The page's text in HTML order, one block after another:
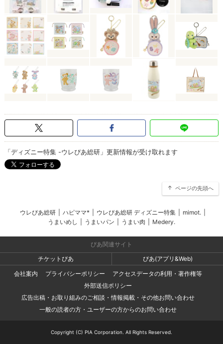
「ディズニー特集 -ウレぴあ総研」更新情報が受け取れます
ページの先頭へ
ウレぴあ総研 ハピママ* ウレぴあ総研 ディズニー特集 mimot.
うまいめし
うまいパン うまい肉 Medery.
ぴあ関連サイト
チケットぴあ
ぴあ(アプリ&Web)
会社案内
プライバシーポリシー
アクセスデータの利用・著作権等
外部送信ポリシー
広告出稿・お取り組みのご相談・情報掲載・その他お問い合わせ
一般の読者の方・ユーザーの方からのお問い合わせ
Copyright (C) PIA Corporation. All Rights Reserved.